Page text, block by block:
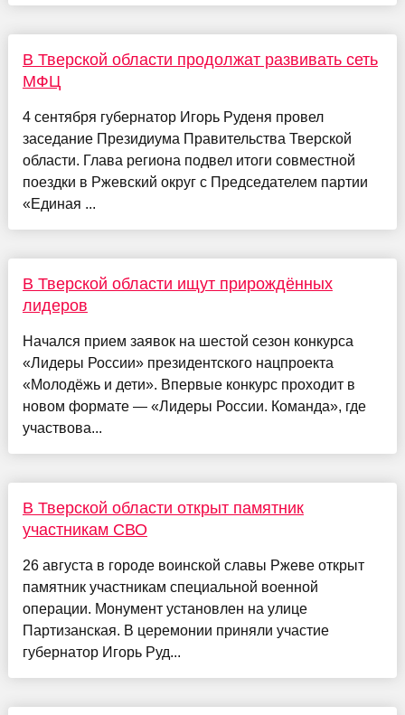
В Тверской области продолжат развивать сеть
МФЦ
4 сентября губернатор Игорь Руденя провел
заседание Президиума Правительства Тверской
области. Глава региона подвел итоги совместной
поездки в Ржевский округ с Председателем партии
«Единая ...
В Тверской области ищут прирождённых
лидеров
Начался прием заявок на шестой сезон конкурса
«Лидеры России» президентского нацпроекта
«Молодёжь и дети». Впервые конкурс проходит в
новом формате — «Лидеры России. Команда», где
участвова...
В Тверской области открыт памятник
участникам СВО
26 августа в городе воинской славы Ржеве открыт
памятник участникам специальной военной
операции. Монумент установлен на улице
Партизанская. В церемонии приняли участие
губернатор Игорь Руд...